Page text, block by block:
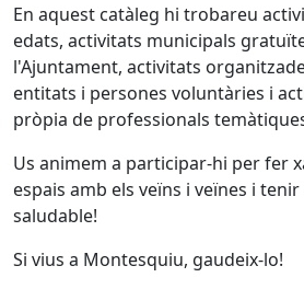
En aquest catàleg hi trobareu
edats, activitats municipals
l'Ajuntament, activitats
entitats i persones voluntàries i
pròpia de professionals
Us animem a participar-hi per fer
espais amb els veïns i veïnes i
saludable!
Si vius a Montesquiu, gaudeix-lo!